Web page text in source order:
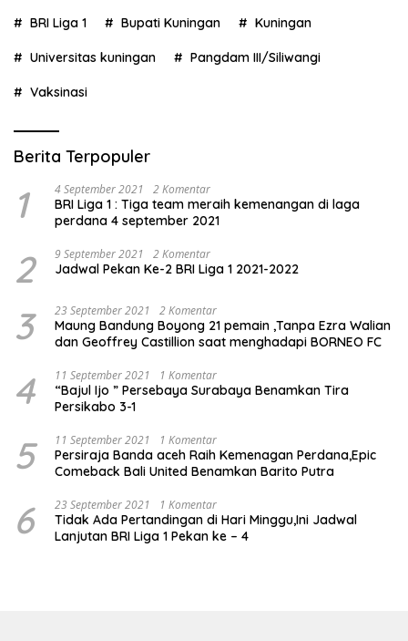
BRI Liga 1 Bupati Kuningan Kuningan
Universitas kuningan Pangdam III/Siliwangi
Vaksinasi
Berita Terpopuler
1 4 September 2021 2 Komentar
BRI Liga 1 : Tiga team meraih kemenangan di laga
perdana 4 september 2021
2 9 September 2021 2 Komentar
Jadwal Pekan Ke-2 BRI Liga 1 2021-2022
3 23 September 2021 2 Komentar
Maung Bandung Boyong 21 pemain ,Tanpa Ezra Walian
dan Geoffrey Castillion saat menghadapi BORNEO FC
4 11 September 2021 1 Komentar
“Bajul Ijo ” Persebaya Surabaya Benamkan Tira
Persikabo 3-1
5 11 September 2021 1 Komentar
Persiraja Banda aceh Raih Kemenagan Perdana,Epic
Comeback Bali United Benamkan Barito Putra
6 23 September 2021 1 Komentar
Tidak Ada Pertandingan di Hari Minggu,Ini Jadwal
Lanjutan BRI Liga 1 Pekan ke – 4